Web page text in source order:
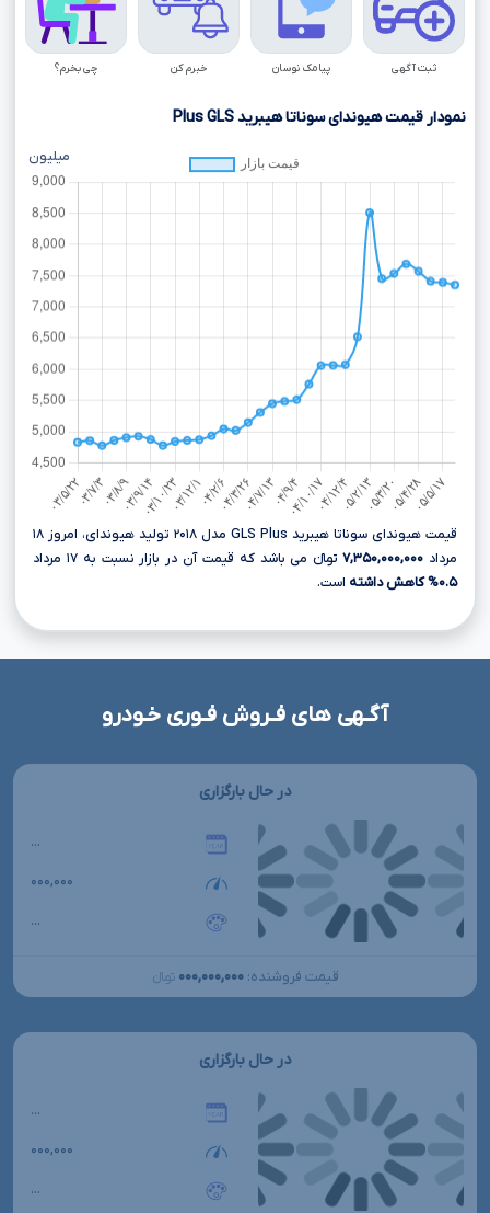
ثبت آگهی پیامک نوسان خبرم کن چی بخرم؟
نمودار قیمت هیوندای سوناتا هیبریدGLS
Plus
میلیون
قیمت هیوندای سوناتا هیبرید GLS Plus مدل ۲۰۱۸ تولید هیوندای، امروز ۱۸
مرداد ۷,۳۵۰,۰۰۰,۰۰۰ تومانءءء می باشد که قیمت آن در بازار نسبت به ۱۷ مرداد
۰.۵% کاهش داشته
است.
آگـهی های فـروش فـوری خـودرو
در حال بارگزاری
...
۰۰۰,۰۰۰
...
قیمت فروشنده: ۰۰۰,۰۰۰,۰۰۰ تومانءءء
در حال بارگزاری
...
۰۰۰,۰۰۰
...